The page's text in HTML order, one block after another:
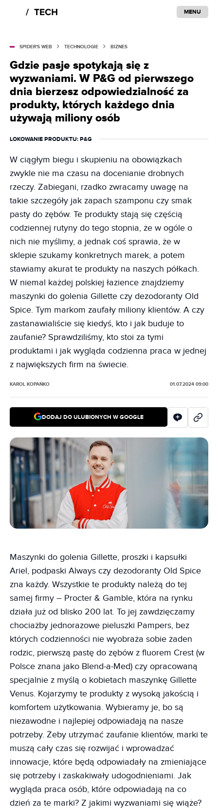
MENU
SPIDER'S WEB TECHNOLOGIE BIZNES
Gdzie pasje spotykają się z
wyzwaniami. W P&G od pierwszego
dnia bierzesz odpowiedzialność za
produkty, których każdego dnia
używają miliony osób
LOKOWANIE PRODUKTU: P&G
W ciągłym biegu i skupieniu na obowiązkach
zwykle nie ma czasu na docenianie drobnych
rzeczy. Zabiegani, rzadko zwracamy uwagę na
takie szczegóły jak zapach szamponu czy smak
pasty do zębów. Te produkty stają się częścią
codziennej rutyny do tego stopnia, że w ogóle o
nich nie myślimy, a jednak coś sprawia, że w
sklepie szukamy konkretnych marek, a potem
stawiamy akurat te produkty na naszych półkach.
W niemal każdej polskiej łazience znajdziemy
maszynki do golenia Gillette czy dezodoranty Old
Spice. Tym markom zaufały miliony klientów. A czy
zastanawialiście się kiedyś, kto i jak buduje to
zaufanie? Sprawdziliśmy, kto stoi za tymi
produktami i jak wygląda codzienna praca w jednej
z największych firm na świecie.
KAROL KOPAŃKO 01.07.2024 09:00
DODAJ DO ULUBIONYCH W GOOGLE
Maszynki do golenia Gillette, proszki i kapsułki
Ariel, podpaski Always czy dezodoranty Old Spice
zna każdy. Wszystkie te produkty należą do tej
samej firmy – Procter & Gamble, która na rynku
działa już od blisko 200 lat. To jej zawdzięczamy
chociażby jednorazowe pieluszki Pampers, bez
których codzienności nie wyobraża sobie żaden
rodzic, pierwszą pastę do zębów z fluorem Crest (w
Polsce znana jako Blend-a-Med) czy opracowaną
specjalnie z myślą o kobietach maszynkę Gillette
Venus. Kojarzymy te produkty z wysoką jakością i
komfortem użytkowania. Wybieramy je, bo są
niezawodne i najlepiej odpowiadają na nasze
potrzeby. Żeby utrzymać zaufanie klientów, marki te
muszą cały czas się rozwijać i wprowadzać
innowacje, które będą odpowiadały na zmieniające
się potrzeby i zaskakiwały udogodnieniami. Jak
wygląda praca osób, które odpowiadają na co
dzień za te marki? Z jakimi wyzwaniami się wiąże?